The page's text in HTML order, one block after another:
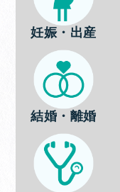
妊娠・出産
結婚・離婚